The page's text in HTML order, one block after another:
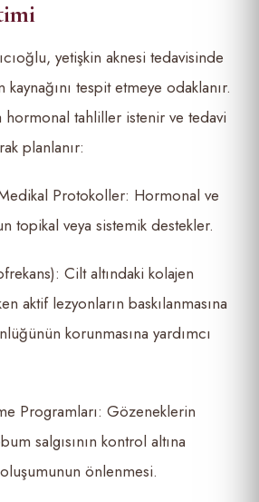
yetişkin aknesi tedavisinde
tespit etmeye odaklanır.
tahliller istenir ve tedavi
planlanır:
Protokoller: Hormonal ve
topikal veya sistemik destekler.
Cilt altındaki kolajen
aktif lezyonların baskılanmasına
korunmasına yardımcı
Programları: Gözeneklerin
salgısının kontrol altına
oluşumunun önlenmesi.